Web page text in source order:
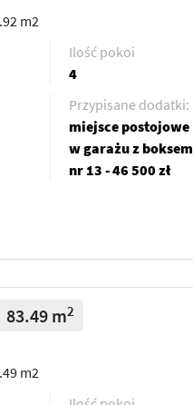
Ilość pokoi
4
Przypisane dodatki:
miejsce postojowe
w garażu z boksem
nr 13 - 46 500 zł
83.49 m2